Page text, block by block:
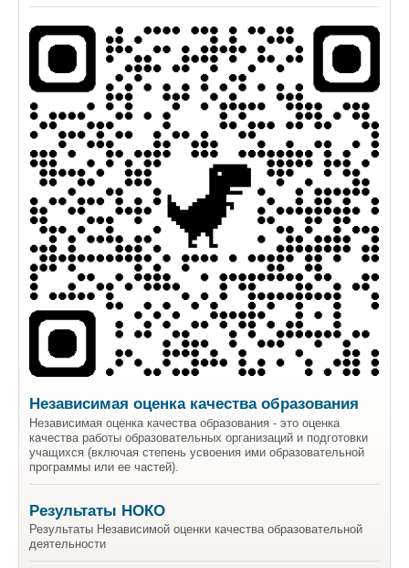
Независимая оценка качества образования
Независимая оценка качества образования - это оценка
качества работы образовательных организаций и подготовки
учащихся (включая степень усвоения ими образовательной
программы или ее частей).
Результаты НОКО
Результаты Независимой оценки качества образовательной
деятельности